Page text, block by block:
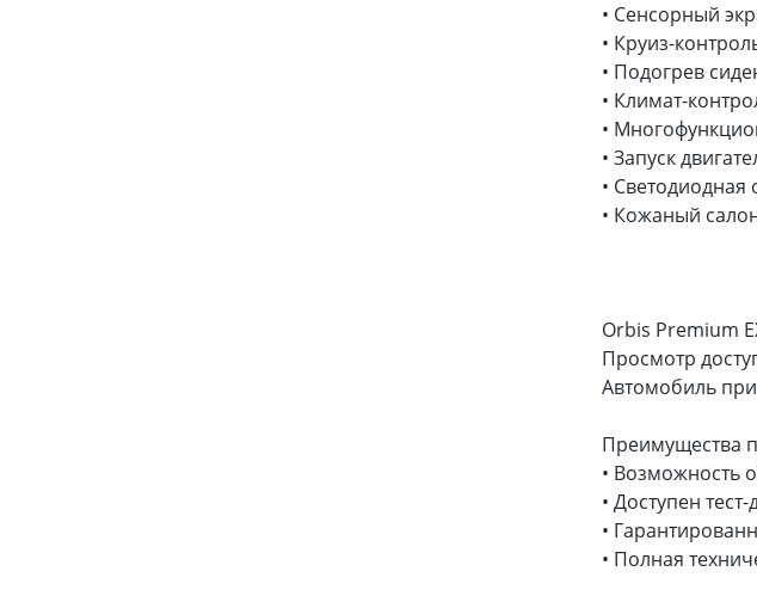
• Сенсорный
• Круиз-
• Подогрев
• Климат-
•
• Запуск
• Светодиодная
• Кожаный
Orbis Premium
Просмотр
Автомобиль
Преимущества
• Возможность
• Доступен
•
• Полная